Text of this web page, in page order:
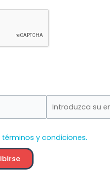
términos y condiciones.